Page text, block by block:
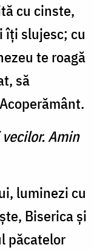
cu cinste,
îţi slujesc; cu
te roagă
să
Amin
luminezi cu
Biserica şi
pă­catelor